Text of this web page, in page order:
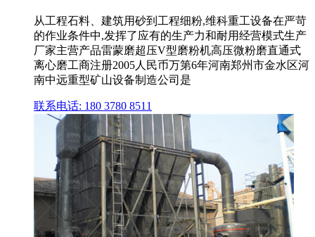
从工程石料、建筑用砂到工程细粉,维科重工设备在严苛
的作业条件中,发挥了应有的生产力和耐用经营模式生产
厂家主营产品雷蒙磨超压V型磨粉机高压微粉磨直通式
离心磨工商注册2005人民币万第6年河南郑州市金水区河
南中远重型矿山设备制造公司是
联系电话: 180 3780 8511